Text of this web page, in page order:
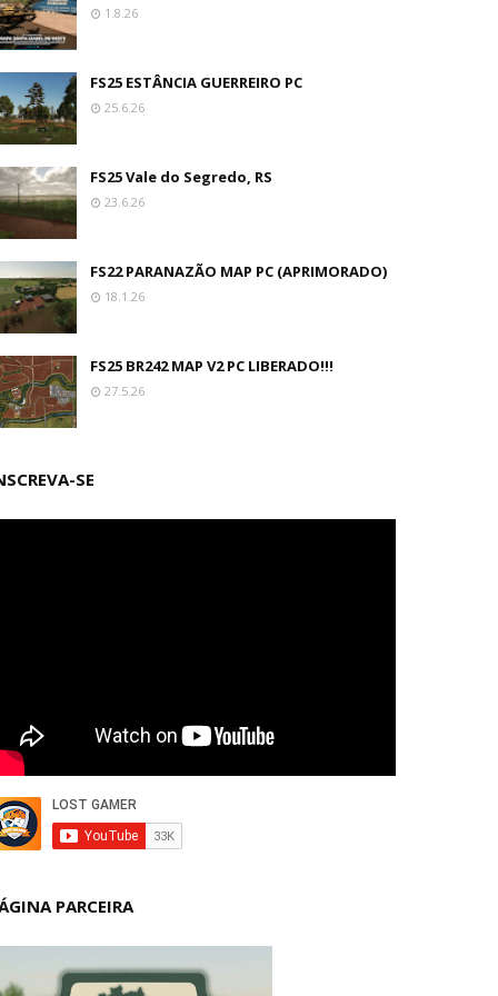
1.8.26
FS25 ESTÂNCIA GUERREIRO PC
25.6.26
FS25 Vale do Segredo, RS
23.6.26
FS22 PARANAZÃO MAP PC (APRIMORADO)
18.1.26
FS25 BR242 MAP V2 PC LIBERADO!!!
27.5.26
SE
PARCEIRA